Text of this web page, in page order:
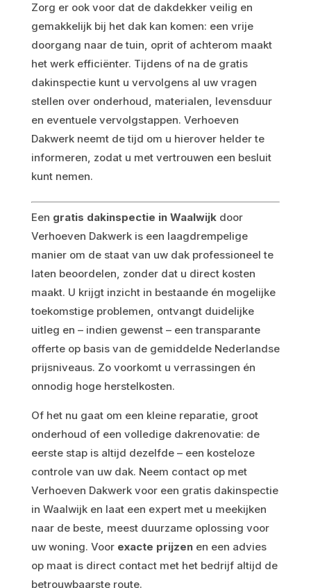
Zorg er ook voor dat de dakdekker veilig en
gemakkelijk bij het dak kan komen: een vrije
doorgang naar de tuin, oprit of achterom maakt
het werk efficiënter. Tijdens of na de gratis
dakinspectie kunt u vervolgens al uw vragen
stellen over onderhoud, materialen, levensduur
en eventuele vervolgstappen. Verhoeven
Dakwerk neemt de tijd om u hierover helder te
informeren, zodat u met vertrouwen een besluit
kunt nemen.
Een gratis dakinspectie in Waalwijkdoor
Verhoeven Dakwerk is een laagdrempelige
manier om de staat van uw dak professioneel te
laten beoordelen, zonder dat u direct kosten
maakt. U krijgt inzicht in bestaande én mogelijke
toekomstige problemen, ontvangt duidelijke
uitleg en – indien gewenst – een transparante
offerte op basis van de gemiddelde Nederlandse
prijsniveaus. Zo voorkomt u verrassingen én
onnodig hoge herstelkosten.
Of het nu gaat om een kleine reparatie, groot
onderhoud of een volledige dakrenovatie: de
eerste stap is altijd dezelfde – een kosteloze
controle van uw dak. Neem contact op met
Verhoeven Dakwerk voor een gratis dakinspectie
in Waalwijk en laat een expert met u meekijken
naar de beste, meest duurzame oplossing voor
uw woning. Voor exacte prijzenen een advies
op maat is direct contact met het bedrijf altijd de
betrouwbaarste route.